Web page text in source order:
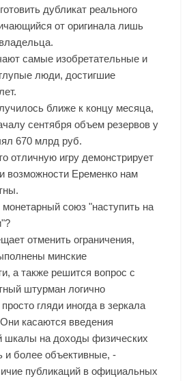
дубликат реального
от оригинала лишь
самые изобретательные и
люди, достигшие
ближе к концу месяца,
сентября объем резервов у
670 млрд руб.
отличную игру демонстрирует
возможности Еременко нам
союз "наступить на
отменить ограничения,
минские
а также решится вопрос с
штурман логично
гляди иногда в зеркала
касаются введения
шкалы на доходы физических
и более объективные, -
публикаций в официальных